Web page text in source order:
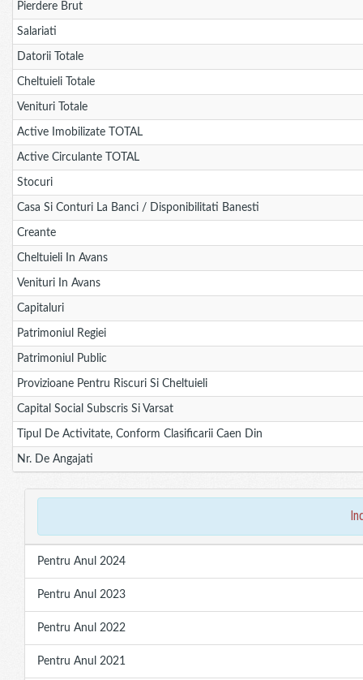
Pierdere Brut
Salariati
Datorii Totale
Cheltuieli Totale
Venituri Totale
Active Imobilizate TOTAL
Active Circulante TOTAL
Stocuri
Casa Si Conturi La Banci / Disponibilitati Banesti
Creante
Cheltuieli In Avans
Venituri In Avans
Capitaluri
Patrimoniul Regiei
Patrimoniul Public
Provizioane Pentru Riscuri Si Cheltuieli
Capital Social Subscris Si Varsat
Tipul De Activitate, Conform Clasificarii Caen Din
Nr. De Angajati
Pentru Anul 2024
Pentru Anul 2023
Pentru Anul 2022
Pentru Anul 2021